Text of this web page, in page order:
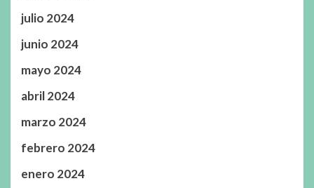
julio 2024
junio 2024
mayo 2024
abril 2024
marzo 2024
febrero 2024
enero 2024